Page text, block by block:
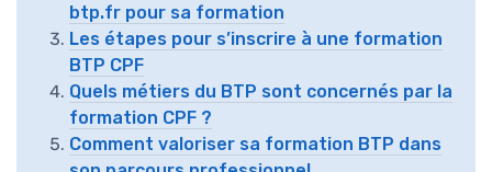
btp.fr pour sa formation
Les étapes pour s’inscrire à une formation
BTP CPF
Quels métiers du BTP sont concernés par la
formation CPF ?
Comment valoriser sa formation BTP dans